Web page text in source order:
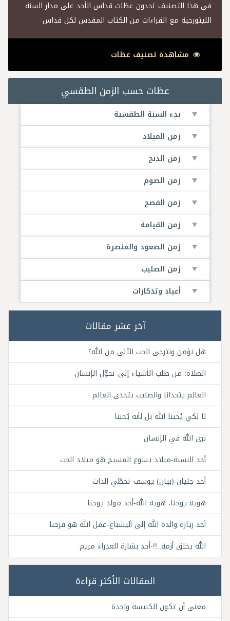
في هذا التصنيف تجدون عظات قداس الأحد على مدار السنة
الليتورجية مع القراءات من الكتاب المقدس لكل قداس
عظات حسب الزمن الطقسي
بدء السنة الطقسية
زمن الميلاد
زمن الدنح
زمن الصوم
زمن الفصح
زمن القيامة
زمن الصعود والعنصرة
زمن الصليب
أعياد وتذكارات
آخر عشر مقالات
هل نؤمن ونترجى الحب الآتي من الله؟
الصلاة: من طلب الأشياء إلى تحوّل الإنسان
العالم يتحدانا والصليب يتحدى العالم
لا لكي يُحبنا الله بل لأنه يُحبنا
نرى الله في الإنسان
أحد النسبة-ميلاد يسوع المسيح هو ميلاد الحب
أحد جليان (بيان) يوسف-تخطّي الذات
هوية يوحنا، هوية الله-أحد مولد يوحنا
أحد زيارة والدة الله إلى أليشباع-عمل الله هو فرحنا
الله يخلق أزمة..!!-أحد بشارة العذراء مريم
المقالات الأكثر قراءة
معنى أن تكون الكنيسة واحدة